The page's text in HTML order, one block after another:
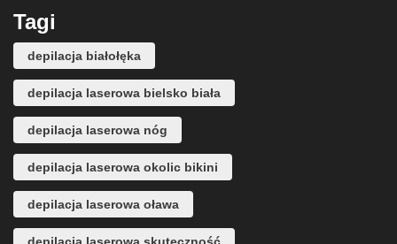
Tagi
depilacja białołęka
depilacja laserowa bielsko biała
depilacja laserowa nóg
depilacja laserowa okolic bikini
depilacja laserowa oława